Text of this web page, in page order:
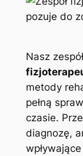
Nasz
metody
pełną
czasie.
diagnozę,